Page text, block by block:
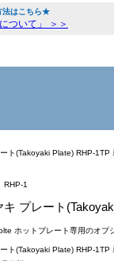
法はこちら★
ついて」 ＞＞
RHP-1
プレート
ホットプレート専用のオ